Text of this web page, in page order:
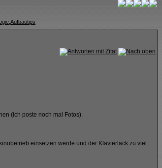
(ich poste noch mal Fotos).
einsetzen werde und der Klavierlack zu viel